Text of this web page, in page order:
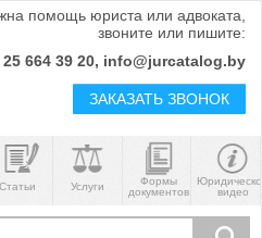
помощь юриста или адвоката,
звоните или пишите:
25 664 39 20, info@jurcatalog.by
ЗАКАЗАТЬ ЗВОНОК
Статьи Услуги
Формы
документов
видео